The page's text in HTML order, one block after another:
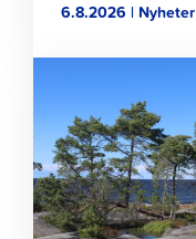
6.8.2026 | Nyheter
läsa
artikeln